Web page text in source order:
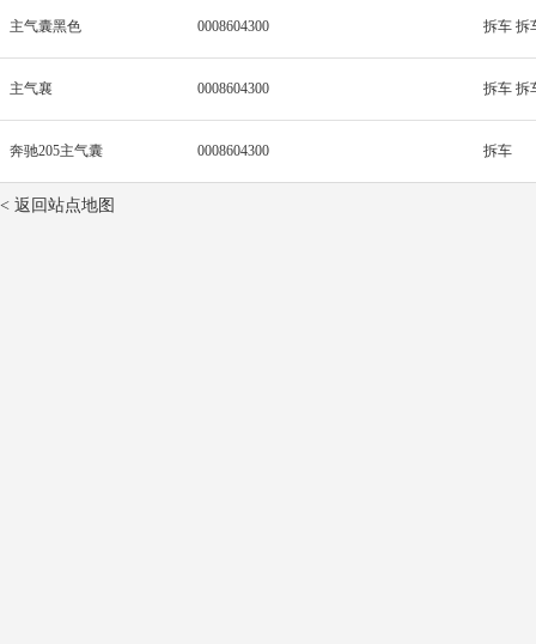
主气囊黑色 0008604300 拆车 拆
主气襄 0008604300 拆车 拆
奔驰205主气囊 0008604300 拆车
< 返回站点地图